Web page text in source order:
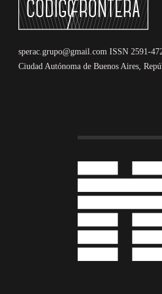
sperac.grupo@gmail.com ISSN 2591-
Ciudad Autónoma de Buenos Aires,